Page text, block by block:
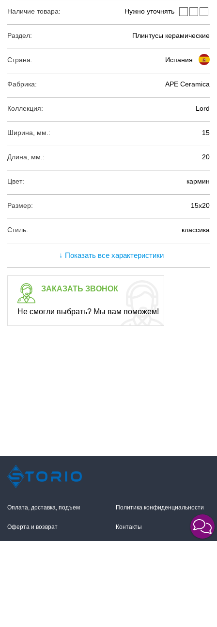
Наличие товара: Нужно уточнять
Раздел: Плинтусы керамические
Страна: Испания
Фабрика: APE Ceramica
Коллекция: Lord
Ширина, мм.: 15
Длина, мм.: 20
Цвет: кармин
Размер: 15х20
Стиль: классика
↓ Показать все характеристики
ЗАКАЗАТЬ ЗВОНОК
Не смогли выбрать? Мы вам поможем!
Оплата, доставка, подъем
Оферта и возврат
Политика конфиденциальности
Контакты